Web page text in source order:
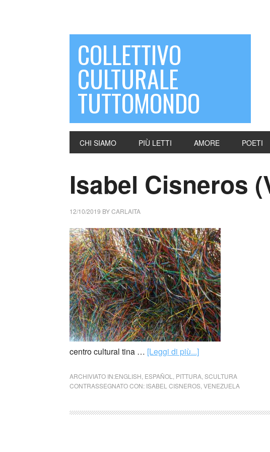
COLLETTIVO
CULTURALE
TUTTOMONDO
CHI SIAMO PIÙ LETTI AMORE POETI
Isabel Cisneros
12/10/2019 BYCARLAITA
centro cultural tina … [Leggi di più...]
ARCHIVIATO IN:ENGLISH ESPAÑOL PITTURA SCULTURA
CONTRASSEGNATO CON: ISABEL CISNEROS VENEZUELA